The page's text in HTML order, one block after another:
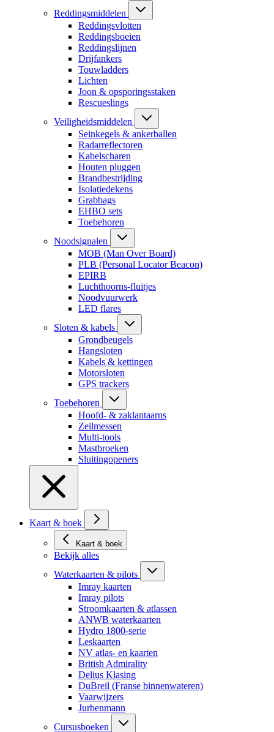
Reddingsmiddelen
Reddingsvlotten
Reddingsboeien
Reddingslijnen
Drijfankers
Touwladders
Lichten
Joon & opsporingsstaken
Rescueslings
Veiligheidsmiddelen
Seinkegels & ankerballen
Radarreflectoren
Kabelscharen
Houten pluggen
Brandbestrijding
Isolatiedekens
Grabbags
EHBO sets
Toebehoren
Noodsignalen
MOB (Man Over Board)
PLB (Personal Locator Beacon)
EPIRB
Luchthoorns-fluitjes
Noodvuurwerk
LED flares
Sloten & kabels
Grondbeugels
Hangsloten
Kabels & kettingen
Motorsloten
GPS trackers
Toebehoren
Hoofd- & zaklantaarns
Zeilmessen
Multi-tools
Mastbroeken
Sluitingopeners
Kaart & boek
Kaart & boek
Bekijk alles
Waterkaarten & pilots
Imray kaarten
Imray pilots
Stroomkaarten & atlassen
ANWB waterkaarten
Hydro 1800-serie
Leskaarten
NV atlas- en kaarten
British Admirality
Delius Klasing
DuBreil (Franse binnenwateren)
Vaarwijzers
Jurbenmann
Cursusboeken